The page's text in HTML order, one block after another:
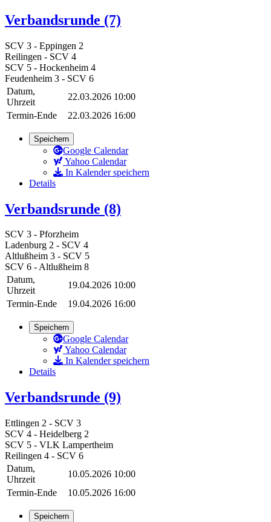
Verbandsrunde (7)
SCV 3 - Eppingen 2
Reilingen - SCV 4
SCV 5 - Hockenheim 4
Feudenheim 3 - SCV 6
Datum,
Uhrzeit
22.03.2026 10:00
Termin-Ende
22.03.2026 16:00
Speichern
Google Calendar
Yahoo Calendar
In Kalender speichern
Details
Verbandsrunde (8)
SCV 3 - Pforzheim
Ladenburg 2 - SCV 4
Altlußheim 3 - SCV 5
SCV 6 - Altlußheim 8
Datum,
Uhrzeit
19.04.2026 10:00
Termin-Ende
19.04.2026 16:00
Speichern
Google Calendar
Yahoo Calendar
In Kalender speichern
Details
Verbandsrunde (9)
Ettlingen 2 - SCV 3
SCV 4 - Heidelberg 2
SCV 5 - VLK Lampertheim
Reilingen 4 - SCV 6
Datum,
Uhrzeit
10.05.2026 10:00
Termin-Ende
10.05.2026 16:00
Speichern